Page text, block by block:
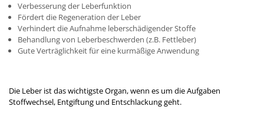
Verbesserung der Leberfunktion
Fördert die Regeneration der Leber
Verhindert die Aufnahme leberschädigender Stoffe
Behandlung von Leberbeschwerden (z.B. Fettleber)
Gute Verträglichkeit für eine kurmäßige Anwendung
Die Leber ist das wichtigste Organ, wenn es um die Aufgaben
Stoffwechsel, Entgiftung und Entschlackung geht.